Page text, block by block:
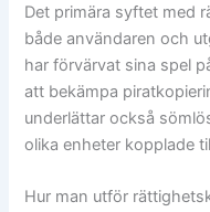
Det primära syftet med
både användaren och
har förvärvat sina spel
att bekämpa
underlättar också
olika enheter kopplade
Hur man utför